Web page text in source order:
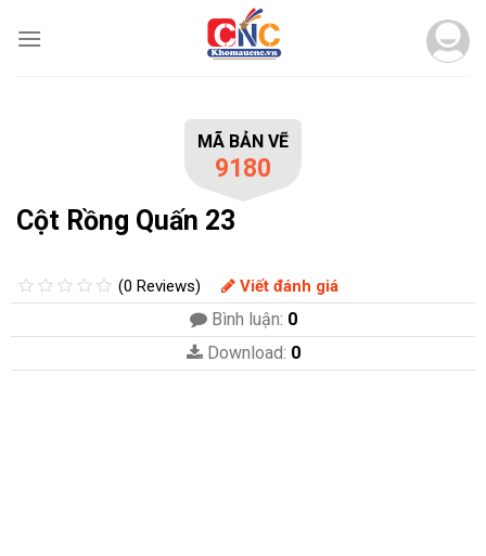
MÃ BẢN VẼ
9180
Cột Rồng Quấn 23
(0 Reviews) Viết đánh giá
Bình luận: 0
Download: 0